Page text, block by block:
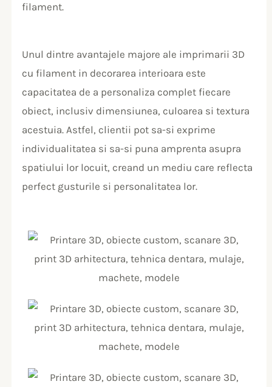
filament.
Unul dintre avantajele majore ale imprimarii 3D
cu filament in decorarea interioara este
capacitatea de a personaliza complet fiecare
obiect, inclusiv dimensiunea, culoarea si textura
acestuia. Astfel, clientii pot sa-si exprime
individualitatea si sa-si puna amprenta asupra
spatiului lor locuit, creand un mediu care reflecta
perfect gusturile si personalitatea lor.